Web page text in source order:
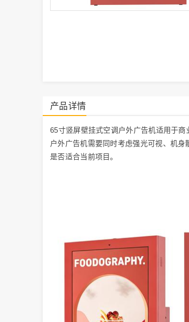
产品详情
65寸竖屏壁挂式空调户外广告机适用于
户外广告机需要同时考虑强光可视、机
是否适合当前项目。